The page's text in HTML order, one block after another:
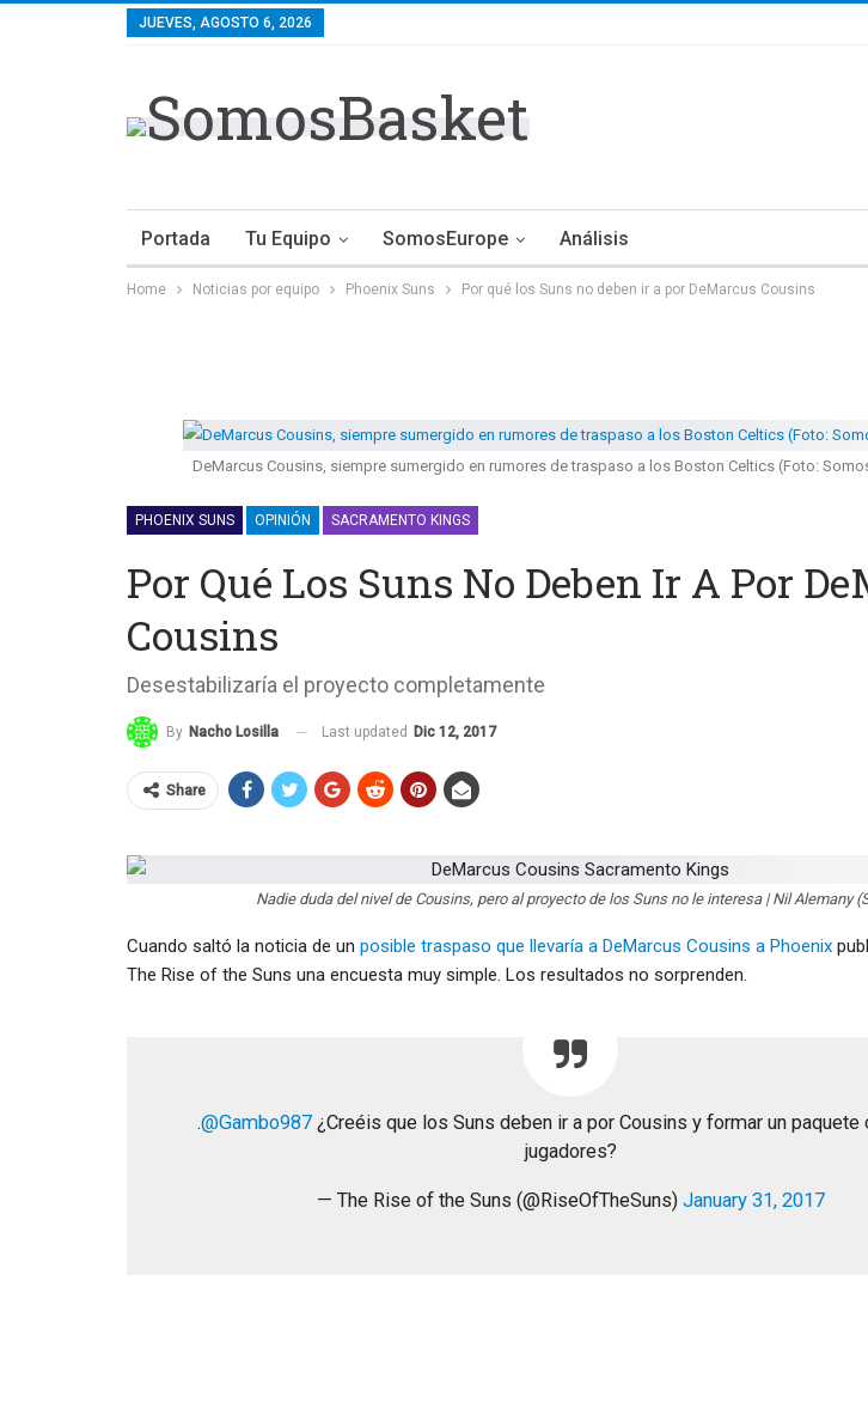
JUEVES, AGOSTO 6, 2026
Portada Tu Equipo SomosEurope Análisis
Home Noticias por equipo Phoenix Suns Por qué los Suns no deben ir a por DeMarcus Cousins
DeMarcus Cousins, siempre sumergido en rumores de traspaso a los Boston Celtics (Foto:
PHOENIX SUNS OPINIÓN SACRAMENTO KINGS
Por Qué Los Suns No Deben Ir A Por
Cousins
Desestabilizaría el proyecto completamente
By Nacho Losilla Last updated Dic 12, 2017
Share
Nadie duda del nivel de Cousins, pero al proyecto de los Suns no le interesa | Nil Alemany
Cuando saltó la noticia de un posible traspaso que llevaría a DeMarcus Cousins a Phoenix
The Rise of the Suns una encuesta muy simple. Los resultados no sorprenden.
.@Gambo987 ¿Creéis que los Suns deben ir a por Cousins y formar un paquete
jugadores?
— The Rise of the Suns (@RiseOfTheSuns) January 31, 2017